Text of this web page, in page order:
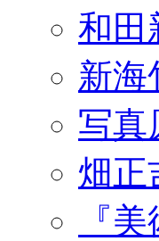
和田
新海
写真
畑正
『